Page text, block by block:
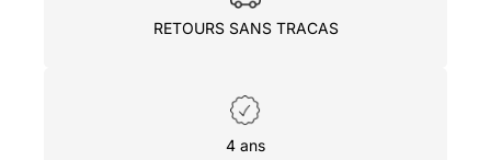
RETOURS SANS TRACAS
4 ans